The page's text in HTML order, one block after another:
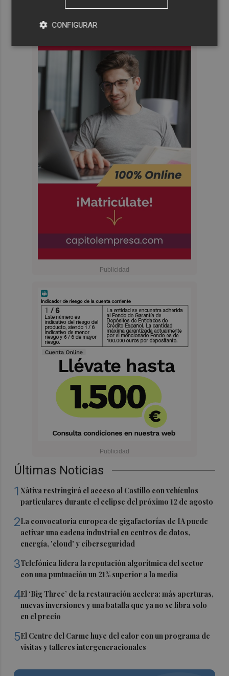
Últimas Noticias
1Xàtiva restringirá el acceso al Castillo con vehículos
particulares durante el eclipse del próximo 12 de agosto
2La convocatoria europea de gigafactorías de IA puede
activar una cadena industrial en centros de datos,
energía, 'cloud' y ciberseguridad
3Telefónica lidera la reputación algorítmica del sector
con una puntuación un 21% superior a la media
4El ‘Big Three’ de la restauración acelera: más aperturas,
nuevas inversiones y una batalla que ya no se libra solo
en el precio
5El Centre del Carme huye del calor con un programa de
visitas y talleres intergeneracionales
CONFIGURAR